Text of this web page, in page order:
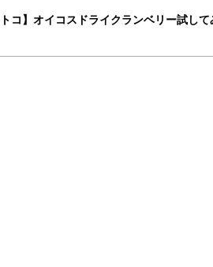
コ】オイコスドライクランベリー試して